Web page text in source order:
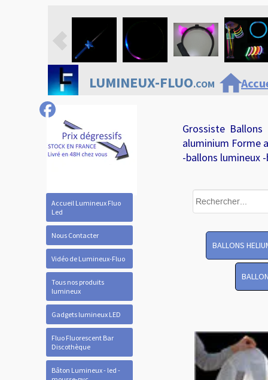
Accueil Lumineux Fluo
Led
Nous Contacter
Vidéo de Lumineux-Fluo
Tous nos produits
lumineux
Gadgets lumineux LED
Fluo Fluorescent Bar
Discothèque
Bâton Lumineux - led -
LUMINEUX-FLUO.COMhome
Grossiste
aluminium Forme
-ballons lumineux
BALLONS